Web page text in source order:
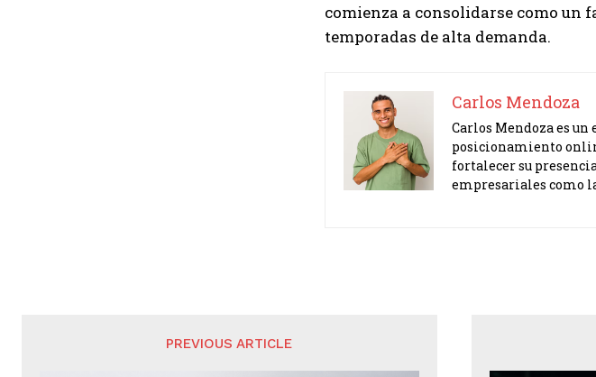
comienza a consolidarse como un
temporadas de alta demanda.
Carlos Mendoza
Carlos Mendoza es
posicionamiento
fortalecer su
empresariales como
PREVIOUS ARTICLE